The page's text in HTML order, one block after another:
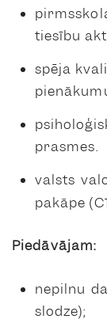
tiesību
spēja
prasmes.
valsts
pakāpe
Piedāvājam:
nepilnu
slodze);